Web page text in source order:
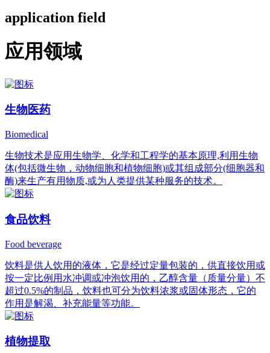
application field
应用领域
生物医药
Biomedical
生物技术是应用生物学、化学和工程学的基本原理,利用生物
体(包括微生物，动物细胞和植物细胞)或其组成部分(细胞器和
酶)来生产有用物质,或为人类提供某种服务的技术。
食品饮料
Food beverage
饮料是供人饮用的液体，它是经过定量包装的，供直接饮用或
按一定比例用水冲调或冲泡饮用的，乙醇含量（质量分量）不
超过0.5%的制品，饮料也可分为饮料浓浆或固体形态，它的
作用是解渴、补充能量等功能。
植物提取